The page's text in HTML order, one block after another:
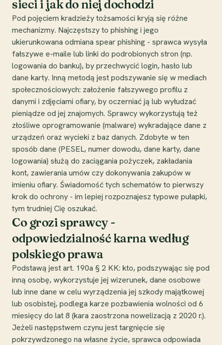
sieci i jak do niej dochodzi
Pod pojęciem kradzieży tożsamości kryją się różne
mechanizmy. Najczęstszy to phishing i jego
ukierunkowana odmiana spear phishing - sprawca wysyła
fałszywe e-maile lub linki do podrobionych stron (np.
logowania do banku), by przechwycić login, hasło lub
dane karty. Inną metodą jest podszywanie się w mediach
społecznościowych: założenie fałszywego profilu z
danymi i zdjęciami ofiary, by oczerniać ją lub wyłudzać
pieniądze od jej znajomych. Sprawcy wykorzystują też
złośliwe oprogramowanie (malware) wykradające dane z
urządzeń oraz wycieki z baz danych. Zdobyte w ten
sposób dane (PESEL, numer dowodu, dane karty, dane
logowania) służą do zaciągania pożyczek, zakładania
kont, zawierania umów czy dokonywania zakupów w
imieniu ofiary. Świadomość tych schematów to pierwszy
krok do ochrony - im lepiej rozpoznajesz typowe pułapki,
tym trudniej Cię oszukać.
Co grozi sprawcy -
odpowiedzialność karna według
polskiego prawa
Podstawą jest art. 190a § 2 KK: kto, podszywając się pod
inną osobę, wykorzystuje jej wizerunek, dane osobowe
lub inne dane w celu wyrządzenia jej szkody majątkowej
lub osobistej, podlega karze pozbawienia wolności od 6
miesięcy do lat 8 (kara zaostrzona nowelizacją z 2020 r.).
Jeżeli następstwem czynu jest targnięcie się
pokrzywdzonego na własne życie, sprawca odpowiada